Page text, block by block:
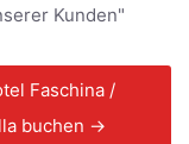
Kunden"
Faschina /
buchen →